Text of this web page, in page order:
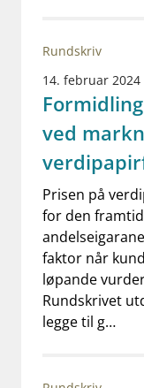
Rundskriv
14. februar 2024
ved
Prisen på
for den
faktor når
løpande
Rundskrivet
legge til g…